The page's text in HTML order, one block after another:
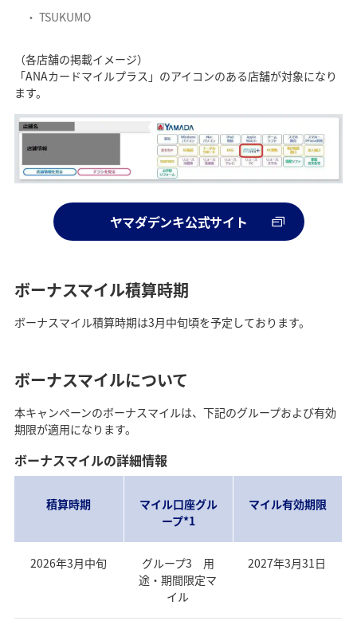
TSUKUMO
（各店舗の掲載イメージ）
「ANAカードマイルプラス」のアイコンのある店舗が対象になり
ます。
ヤマダデンキ公式サイト
ボーナスマイル積算時期
ボーナスマイル積算時期は3月中旬頃を予定しております。
ボーナスマイルについて
本キャンペーンのボーナスマイルは、下記のグループおよび有効
期限が適用になります。
ボーナスマイルの詳細情報
積算時期
マイル口座グル
ープ*1
マイル有効期限
2026年3月中旬
グループ3 用
途・期間限定マ
イル
2027年3月31日